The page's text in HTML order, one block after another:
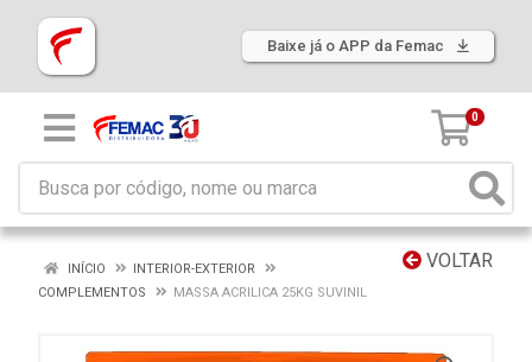
Baixe já o APP da Femac
0
VOLTAR
INÍCIO
INTERIOR-EXTERIOR
COMPLEMENTOS
MASSA ACRILICA 25KG SUVINIL